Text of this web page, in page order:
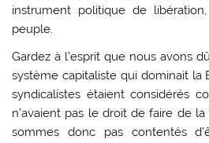
instrument politique de
peuple.
Gardez à l’esprit que nous avons
système capitaliste qui dominait la
syndicalistes étaient considérés
n’avaient pas le droit de faire de
sommes donc pas contentés